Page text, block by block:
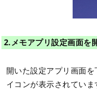
2.メモアプリ設定画面を
開いた設定アプリ画面
イコンが表示されてい